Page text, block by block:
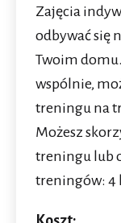
Zajęcia
odbywać się
Twoim
wspólnie,
treningu na
Możesz
treningu lub
treningów: 4